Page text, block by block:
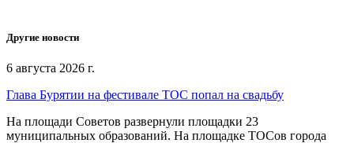
Другие новости
6 августа 2026 г.
Глава Бурятии на фестивале ТОС попал на свадьбу
На площади Советов развернули площадки 23
муниципальных образований. На площадке ТОСов города